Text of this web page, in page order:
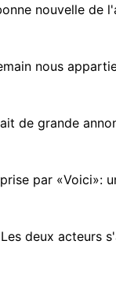
nouvelle de
nous
de grande
par «Voici»:
deux acteurs